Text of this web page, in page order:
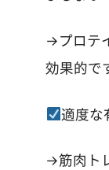
→プロテ
効果的で
適度な
→筋肉ト